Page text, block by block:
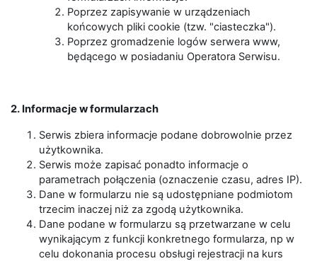
Poprzez zapisywanie w urządzeniach
końcowych pliki cookie (tzw. "ciasteczka").
Poprzez gromadzenie logów serwera www,
będącego w posiadaniu Operatora Serwisu.
2. Informacje w formularzach
Serwis zbiera informacje podane dobrowolnie przez
użytkownika.
Serwis może zapisać ponadto informacje o
parametrach połączenia (oznaczenie czasu, adres IP).
Dane w formularzu nie są udostępniane podmiotom
trzecim inaczej niż za zgodą użytkownika.
Dane podane w formularzu są przetwarzane w celu
wynikającym z funkcji konkretnego formularza, np w
celu dokonania procesu obsługi rejestracji na kurs